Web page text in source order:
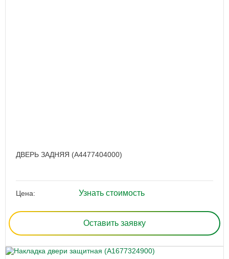
ДВЕРЬ ЗАДНЯЯ (A4477404000)
Цена: Узнать стоимость
Оставить заявку